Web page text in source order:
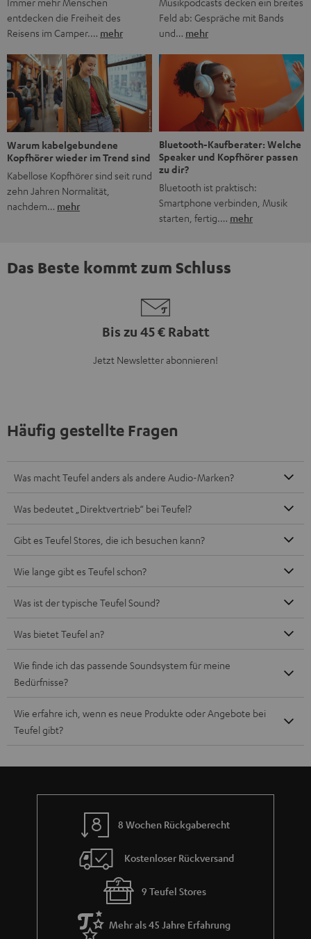
entdecken die Freiheit des
Reisens im Camper.… mehr
Feld ab: Gespräche mit Bands
und… mehr
Warum kabelgebundene
Kopfhörer wieder im Trend sind
Kabellose Kopfhörer sind seit rund
zehn Jahren Normalität,
nachdem… mehr
Bluetooth-Kaufberater: Welche
Speaker und Kopfhörer passen
zu dir?
Bluetooth ist praktisch:
Smartphone verbinden, Musik
starten, fertig.… mehr
Das Beste kommt zum Schluss
Bis zu 45 € Rabatt
Jetzt Newsletter abonnieren!
Häufig gestellte Fragen
Was macht Teufel anders als andere Audio-Marken?
Was bedeutet „Direktvertrieb“ bei Teufel?
Gibt es Teufel Stores, die ich besuchen kann?
Wie lange gibt es Teufel schon?
Was ist der typische Teufel Sound?
Was bietet Teufel an?
Wie finde ich das passende Soundsystem für meine
Bedürfnisse?
Wie erfahre ich, wenn es neue Produkte oder Angebote bei
Teufel gibt?
8 Wochen Rückgaberecht
Kostenloser Rückversand
9 Teufel Stores
Mehr als 45 Jahre Erfahrung